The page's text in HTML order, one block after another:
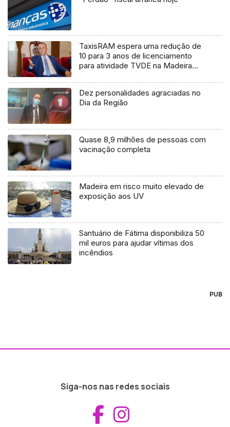
TaxisRAM espera uma redução de
10 para 3 anos de licenciamento
para atividade TVDE na Madeira
Dez personalidades agraciadas no
Dia da Região
Quase 8,9 milhões de pessoas com
vacinação completa
Madeira em risco muito elevado de
exposição aos UV
Santuário de Fátima disponibiliza 50
mil euros para ajudar vítimas dos
incêndios
PUB
Siga-nos nas redes sociais
Aceder ao